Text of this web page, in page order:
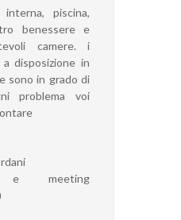
interna, piscina,
benessere e
camere. i
disposizione in
sono in grado di
problema voi
e meeting